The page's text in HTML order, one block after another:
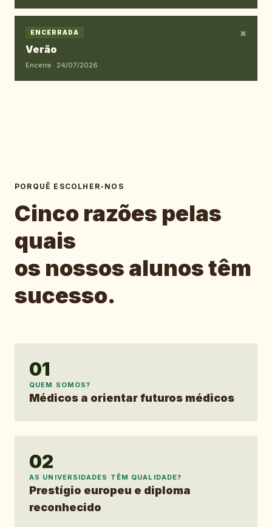
ENCERRADA
×
Verão
Encerra · 24/07/2026
PORQUÊ ESCOLHER-NOS
Cinco razões pelas
quais
os nossos alunos têm
sucesso.
01
QUEM SOMOS?
Médicos a orientar futuros médicos
02
AS UNIVERSIDADES TÊM QUALIDADE?
Prestígio europeu e diploma
reconhecido